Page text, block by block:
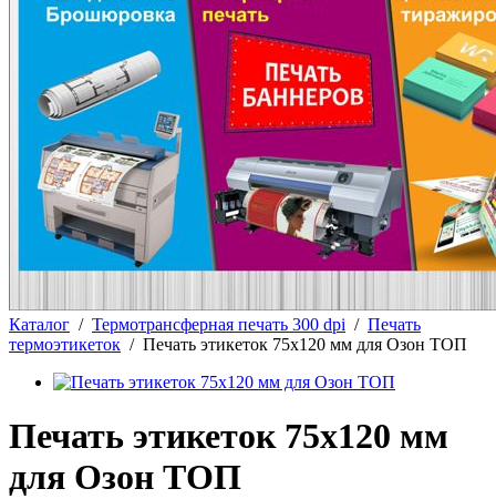
Каталог / Термотрансферная печать 300 dpi / Печать
термоэтикеток / Печать этикеток 75х120 мм для Озон ТОП
Печать этикеток 75х120 мм
для Озон ТОП